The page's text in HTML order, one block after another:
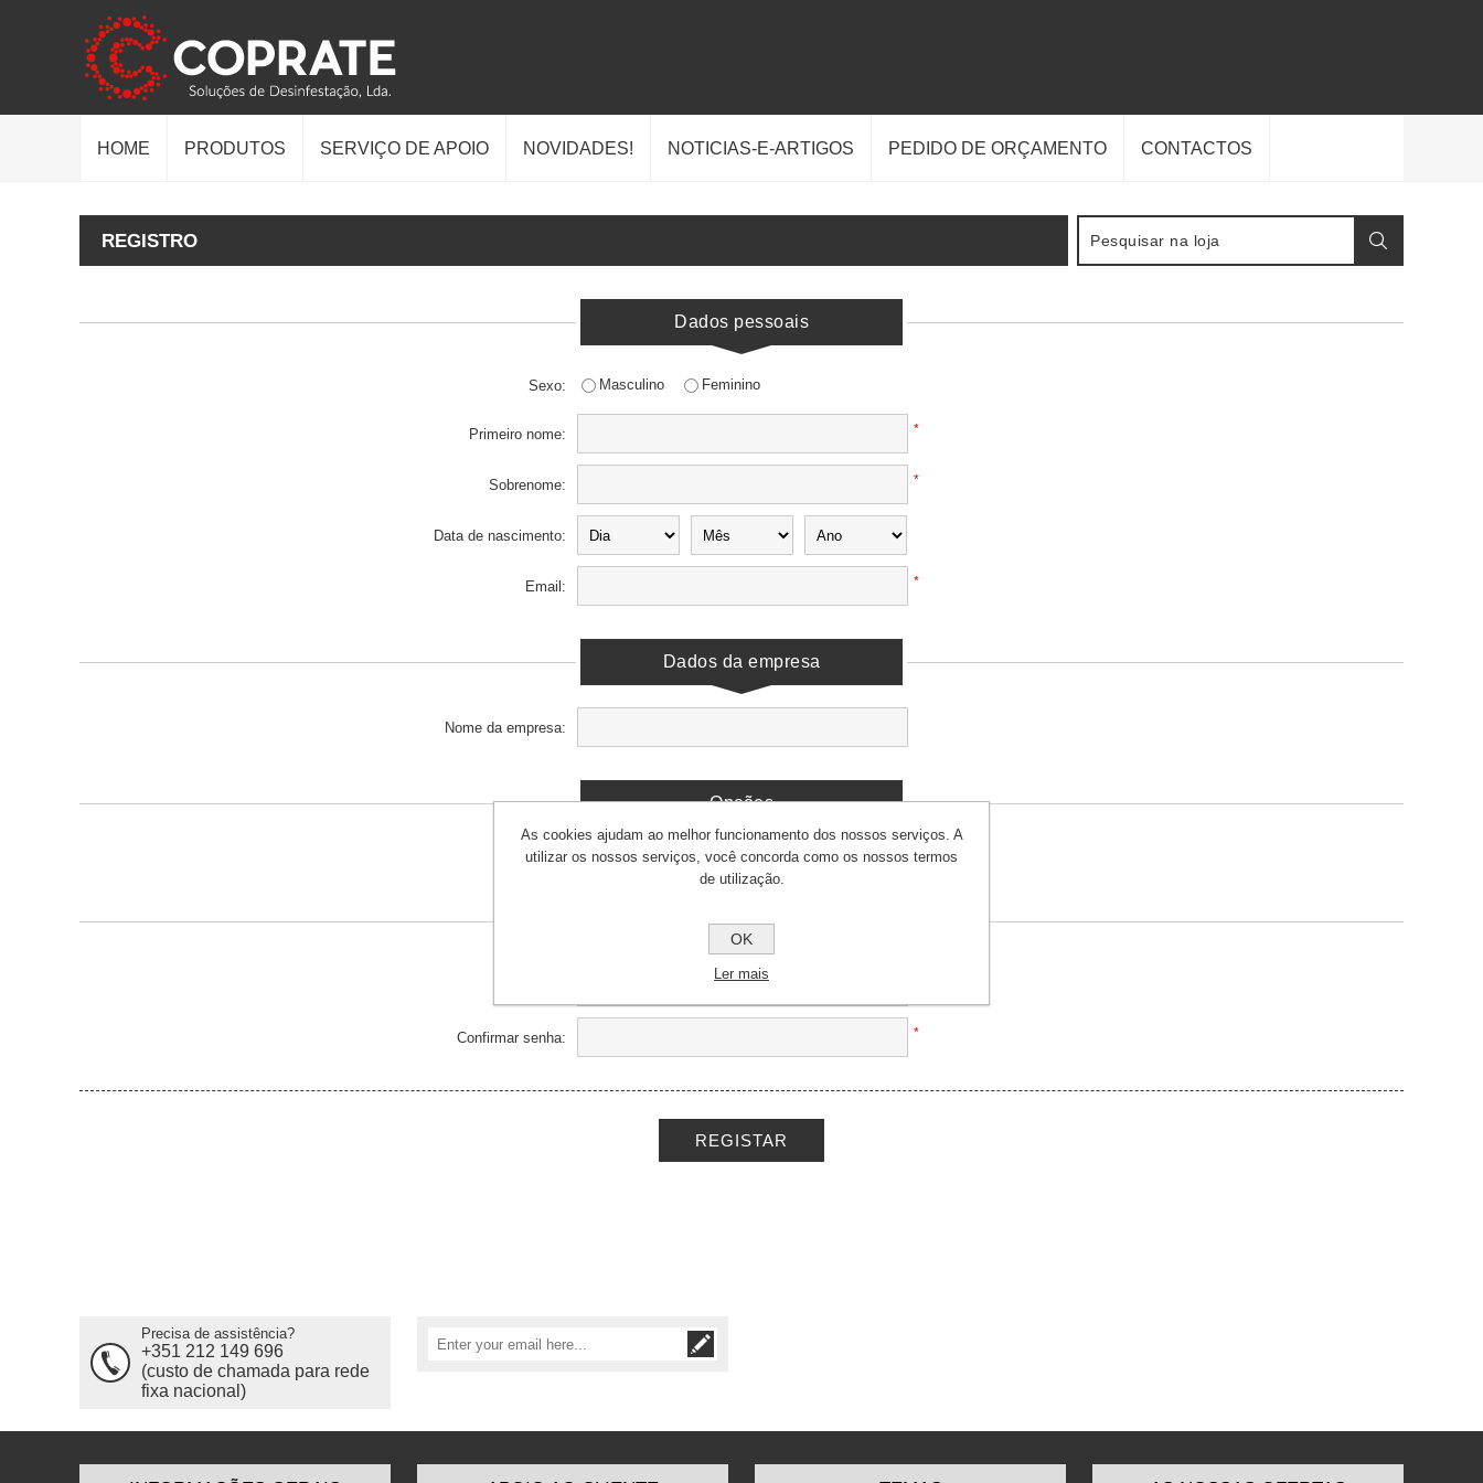
HOME PRODUTOS SERVIÇO DE APOIO NOVIDADES! NOTICIAS-E-ARTIGOS PEDIDO DE ORÇAMENTO CONTACTOS
REGISTRO
Dados pessoais
Sexo: Masculino Feminino
Primeiro nome: *
Sobrenome: *
Data de nascimento:
Email: *
Dados da empresa
Nome da empresa:
Opções
Newsletter:
Sua senha
Confirmar senha: *
Precisa de assistência?
+351 212 149 696
(custo de chamada para rede
fixa nacional)
As cookies ajudam ao melhor funcionamento dos nossos serviços. A
utilizar os nossos serviços, você concorda como os nossos termos
de utilização.
OK
Ler mais